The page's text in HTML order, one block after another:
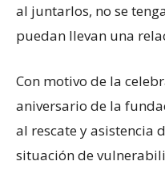
al juntarlos, no se
puedan llevan una
Con motivo de la
aniversario de la
al rescate y asistencia
situación de